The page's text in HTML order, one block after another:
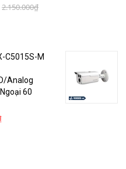
2.150.000₫
C5015S-M
Analog
60